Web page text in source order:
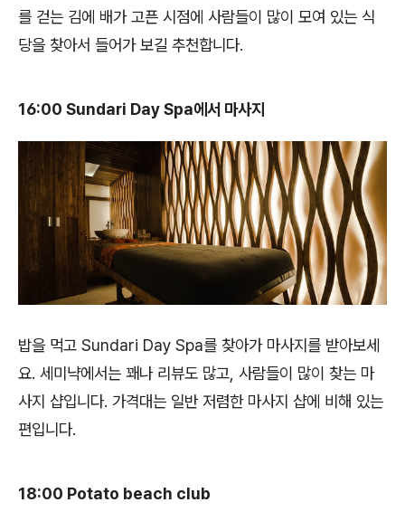
를 걷는 김에 배가 고픈 시점에 사람들이 많이 모여 있는 식
당을 찾아서 들어가 보길 추천합니다.
16:00 Sundari Day Spa에서 마사지
밥을 먹고 Sundari Day Spa를 찾아가 마사지를 받아보세
요. 세미냑에서는 꽤나 리뷰도 많고, 사람들이 많이 찾는 마
사지 샵입니다. 가격대는 일반 저렴한 마사지 샵에 비해 있는
편입니다.
18:00 Potato beach club